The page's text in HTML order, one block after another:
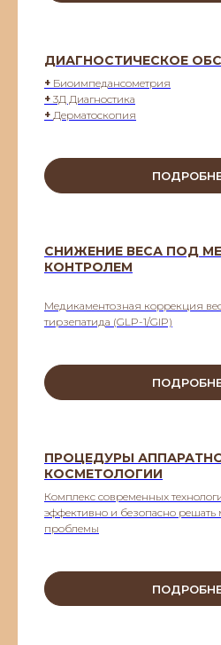
ДИАГНОСТИЧЕСКОЕ
+ Биоимпедансометрия
+ 3Д Диагностика
+ Дерматоскопия
СНИЖЕНИЕ ВЕСА ПОД
КОНТРОЛЕМ
Медикаментозная коррекция
тирзепатида (GLP-1/GIP)
ПРОЦЕДУРЫ
КОСМЕТОЛОГИИ
Комплекс современных
эффективно и безопасно решать
проблемы